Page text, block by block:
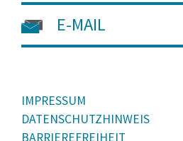
E-MAIL
IMPRESSUM
DATENSCHUTZHINWEIS
BARRIEREFREIHEIT